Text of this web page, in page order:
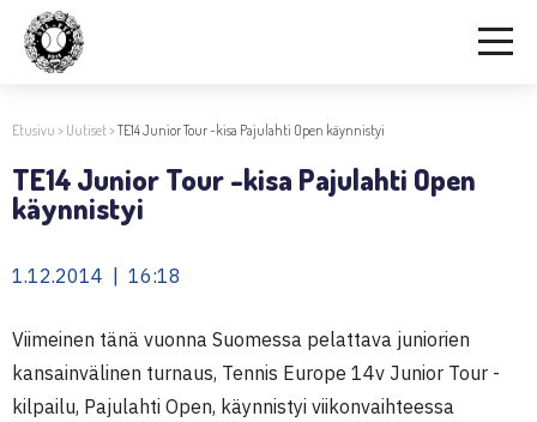
Etusivu > Uutiset>TE14 Junior Tour -kisa Pajulahti Open käynnistyi
TE14 Junior Tour -kisa Pajulahti Open
käynnistyi
1.12.2014 | 16:18
Viimeinen tänä vuonna Suomessa pelattava juniorien
kansainvälinen turnaus, Tennis Europe 14v Junior Tour -
kilpailu, Pajulahti Open, käynnistyi viikonvaihteessa